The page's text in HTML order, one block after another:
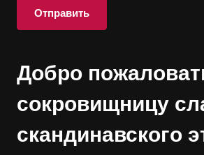
Отправить
Добро
сокровищницу
скандинавского